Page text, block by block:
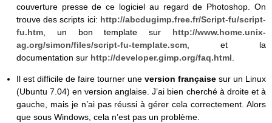
couverture presse de ce logiciel au regard de Photoshop. On
trouve des scripts ici: http://abcdugimp.free.fr/Script-fu/script-
fu.htm, un bon template sur http://www.home.unix-
ag.org/simon/files/script-fu-template.scm, et la
documentation sur http://developer.gimp.org/faq.html.
Il est difficile de faire tourner une version française sur un Linux
(Ubuntu 7.04) en version anglaise. J’ai bien cherché à droite et à
gauche, mais je n’ai pas réussi à gérer cela correctement. Alors
que sous Windows, cela n’est pas un problème.